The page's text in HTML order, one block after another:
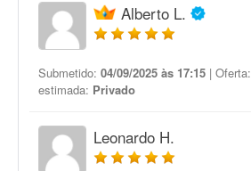
Alberto L.
Submetido: 04/09/2025 às 17:15 | Oferta:
estimada: Privado
Leonardo H.